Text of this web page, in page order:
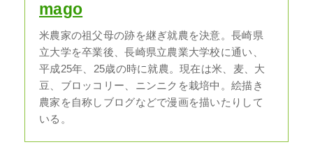
mago
米農家の祖父母の跡を継ぎ就農を決意。長崎県
立大学を卒業後、長崎県立農業大学校に通い、
平成25年、25歳の時に就農。現在は米、麦、大
豆、ブロッコリー、ニンニクを栽培中。絵描き
農家を自称しブログなどで漫画を描いたりして
いる。